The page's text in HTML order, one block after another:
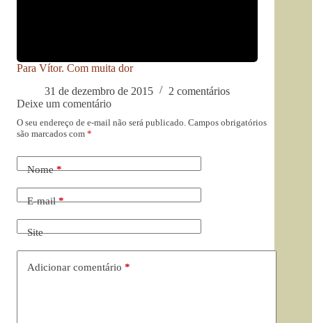
Para Vítor. Com muita dor
31 de dezembro de 2015
2 comentários
Deixe um comentário
O seu endereço de e-mail não será publicado. Campos obrigatórios
são marcados com *
Nome*
E-mail*
Site
Adicionar comentário *